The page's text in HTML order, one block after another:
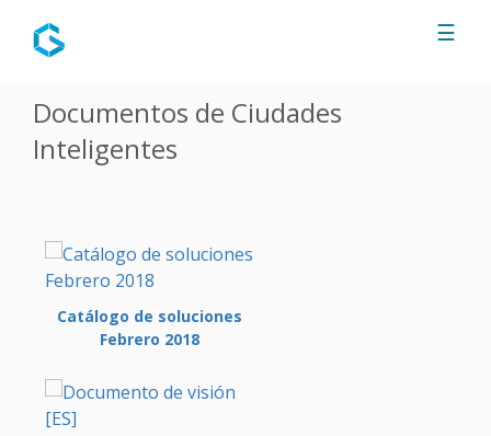
Documentos de Ciudades
Inteligentes
Catálogo de soluciones
Febrero 2018
☰